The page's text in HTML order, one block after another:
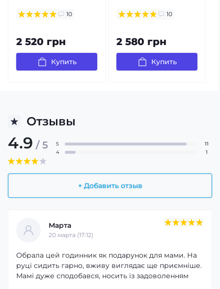
10
2 520 грн
Купить
10
2 580 грн
Купить
Отзывы
4.9 / 5
+ Добавить отзыв
5
11
4
1
Марта
20 марта (17:12)
Обрала цей годинник як подарунок для мами. На
руці сидить гарно, вживу виглядає ще приємніше.
Мамі дуже сподобався, носить із задоволенням